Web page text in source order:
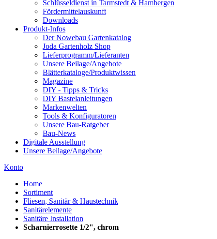
Schlüsseldienst in Tarmstedt & Hambergen
Fördermittelauskunft
Downloads
Produkt-Infos
Der Nowebau Gartenkatalog
Joda Gartenholz Shop
Lieferprogramm/Lieferanten
Unsere Beilage/Angebote
Blätterkataloge/Produktwissen
Magazine
DIY - Tipps & Tricks
DIY Bastelanleitungen
Markenwelten
Tools & Konfiguratoren
Unsere Bau-Ratgeber
Bau-News
Digitale Ausstellung
Unsere Beilage/Angebote
Konto
Home
Sortiment
Fliesen, Sanitär & Haustechnik
Sanitärelemente
Sanitäre Installation
Scharnierrosette 1/2", chrom